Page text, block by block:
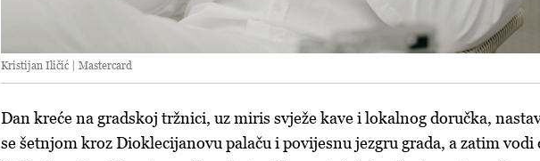
Kristijan Iličić | Mastercard
Dan kreće na gradskoj tržnici, uz miris svježe kave i lokalnog doručka,
se šetnjom kroz Dioklecijanovu palaču i povijesnu jezgru grada, a zatim vodi